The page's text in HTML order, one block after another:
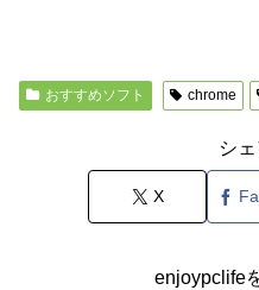
おすすめソフト chrome
シ
X
enjoypclife